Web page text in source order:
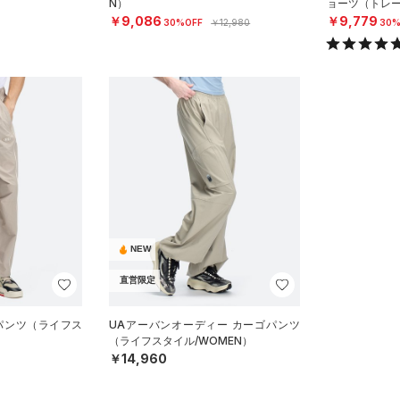
N）
￥9,086 30%OFF ￥12,980
ョーツ（トレ
￥9,779
ツ（ライフス
NEW
直営限定
UAアーバンオーディー カーゴパンツ
（ライフスタイル/WOMEN）
￥14,960